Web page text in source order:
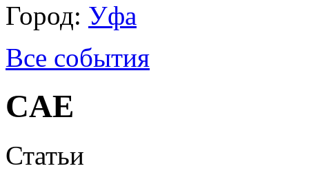
Город: Уфа
Все события
CAE
Статьи